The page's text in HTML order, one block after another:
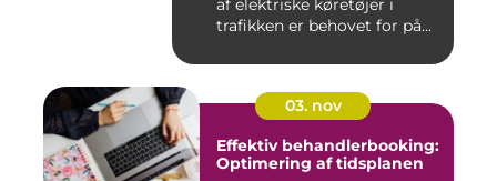
af elektriske køretøjer i
trafikken er behovet for på...
03. nov
Effektiv behandlerbooking:
Optimering af tidsplanen